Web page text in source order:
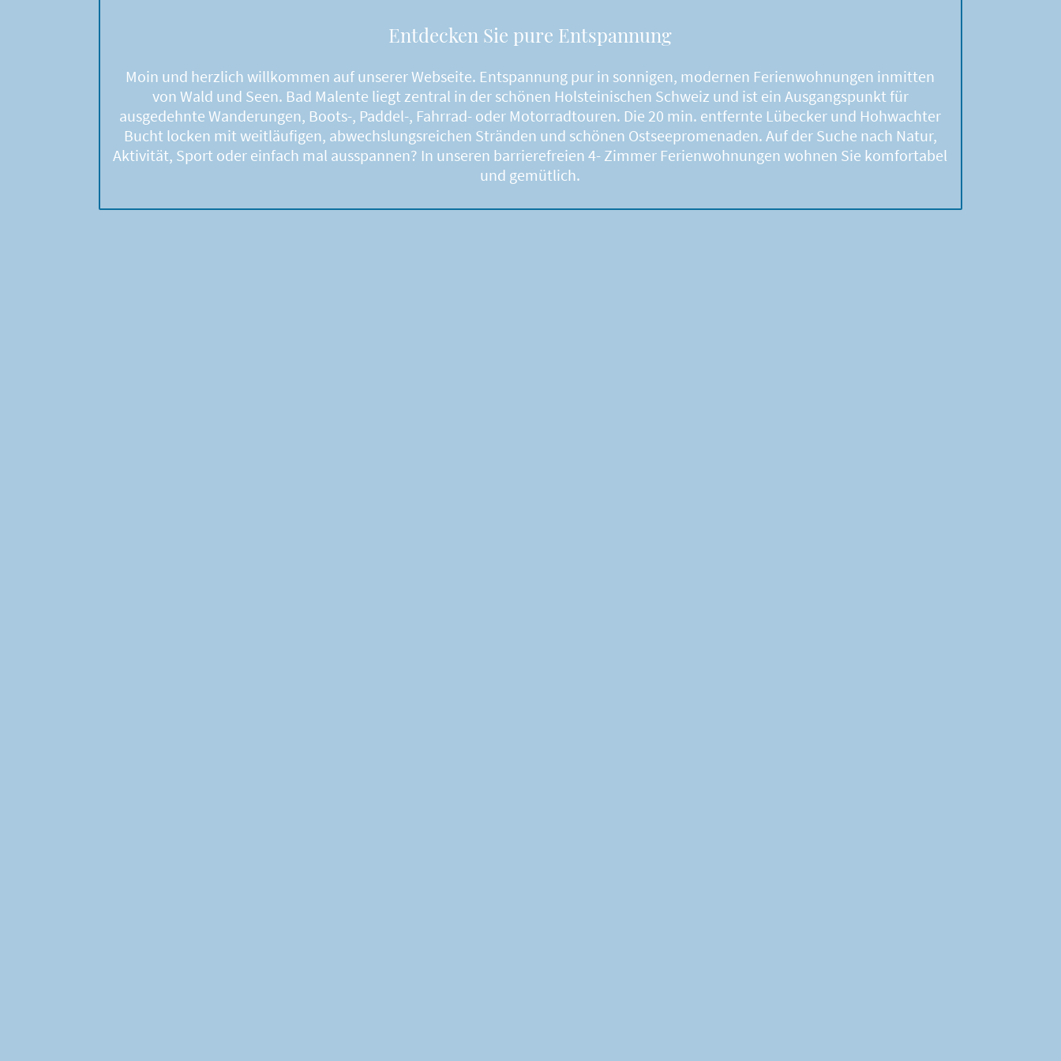
Entdecken Sie pure Entspannung
Moin und herzlich willkommen auf unserer Webseite. Entspannung pur in sonnigen, modernen Ferienwohnungen inmitten
von Wald und Seen. Bad Malente liegt zentral in der schönen Holsteinischen Schweiz und ist ein Ausgangspunkt für
ausgedehnte Wanderungen, Boots-, Paddel-, Fahrrad- oder Motorradtouren. Die 20 min. entfernte Lübecker und Hohwachter
Bucht locken mit weitläufigen, abwechslungsreichen Stränden und schönen Ostseepromenaden. Auf der Suche nach Natur,
Aktivität, Sport oder einfach mal ausspannen? In unseren barrierefreien 4- Zimmer Ferienwohnungen wohnen Sie komfortabel
und gemütlich.